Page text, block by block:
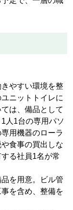
やすい環境を整
ニットトイレに
は、備品として
人1台の専用パソ
用機器のローラ
食事の買出しな
る社員1名が常
を用意。ビル管
を含め、整備を